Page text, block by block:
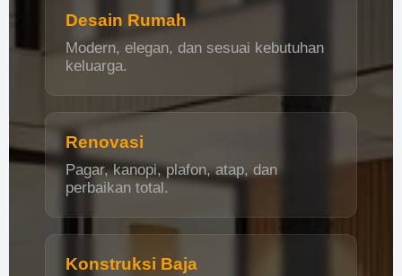
Desain Rumah
Modern, elegan, dan sesuai kebutuhan
keluarga.
Renovasi
Pagar, kanopi, plafon, atap, dan
perbaikan total.
Konstruksi Baja